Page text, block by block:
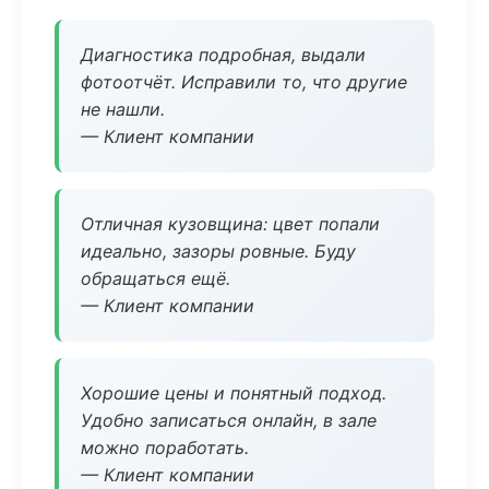
Диагностика подробная, выдали
фотоотчёт. Исправили то, что другие
не нашли.
— Клиент компании
Отличная кузовщина: цвет попали
идеально, зазоры ровные. Буду
обращаться ещё.
— Клиент компании
Хорошие цены и понятный подход.
Удобно записаться онлайн, в зале
можно поработать.
— Клиент компании